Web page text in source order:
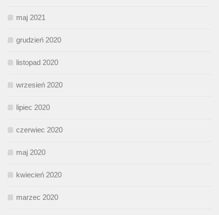
maj 2021
grudzień 2020
listopad 2020
wrzesień 2020
lipiec 2020
czerwiec 2020
maj 2020
kwiecień 2020
marzec 2020